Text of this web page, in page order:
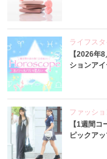
ライフス
【2026年
ションア
ファッショ
【1週間
ピックア